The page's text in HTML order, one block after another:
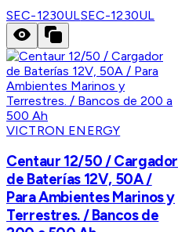
SEC-1230ULSEC-1230UL
VICTRON ENERGY
Centaur 12/50 / Cargador
de Baterías 12V, 50A /
Para Ambientes Marinos y
Terrestres. / Bancos de